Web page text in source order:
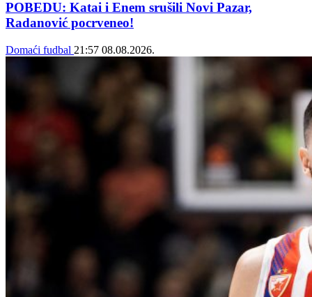
POBEDU: Katai i Enem srušili Novi Pazar,
Radanović pocrveneo!
Domaći fudbal 21:57 08.08.2026.